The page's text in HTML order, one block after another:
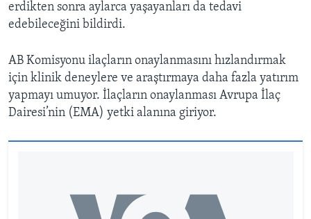
erdikten sonra aylarca yaşayanları da tedavi
edebileceğini bildirdi.
AB Komisyonu ilaçların onaylanmasını hızlandırmak
için klinik deneylere ve araştırmaya daha fazla yatırım
yapmayı umuyor. İlaçların onaylanması Avrupa İlaç
Dairesi’nin (EMA) yetki alanına giriyor.